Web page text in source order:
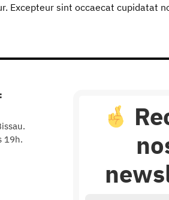
Excepteur sint occaecat cupidatat
19h.